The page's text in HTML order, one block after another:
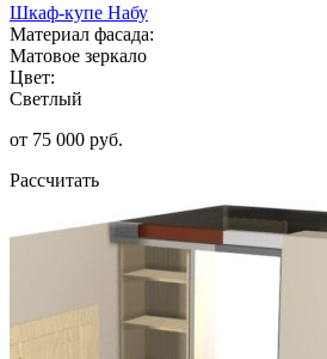
Шкаф-купе Набу
Материал фасада:
Матовое зеркало
Цвет:
Светлый
от 75 000 руб.
Рассчитать